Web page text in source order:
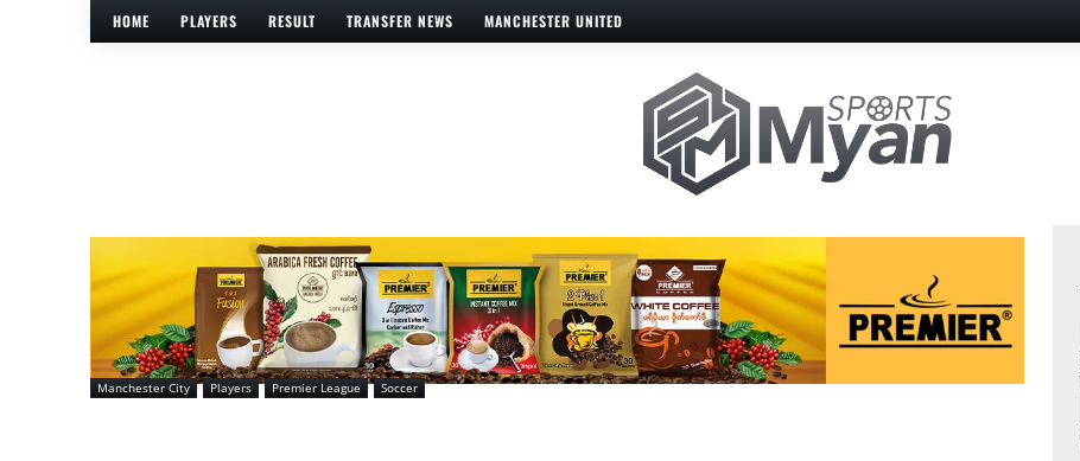
HOME PLAYERS RESULT TRANSFER NEWS MANCHESTER UNITED
Manchester City Players Premier League Soccer